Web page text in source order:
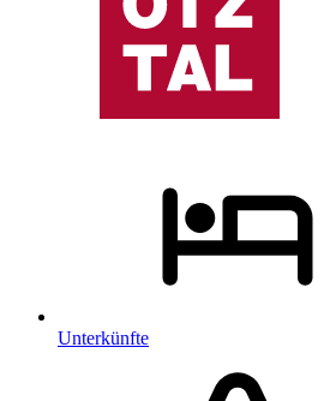
Unterkünfte